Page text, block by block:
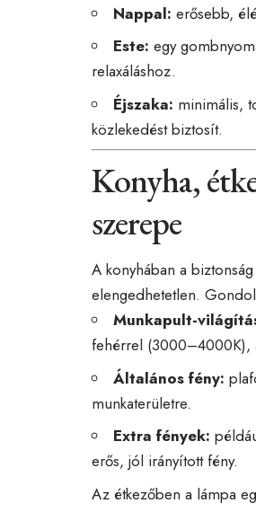
Nappal: erősebb,
Este: egy
relaxáláshoz.
Éjszaka: minimális,
közlekedést biztosít.
Konyha,
szerepe
A konyhában a
elengedhetetlen.
Munkapult-
fehérrel (3000–4000K),
Általános fény:
munkaterületre.
Extra fények:
erős, jól irányított fény.
Az étkezőben a lámpa